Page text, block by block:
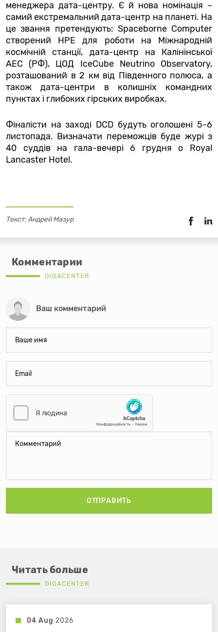
менеджера дата-центру. Є й нова номінація –
самий екстремальний дата-центр на планеті. На
це звання претендують: Spaceborne Computer
створений HPE для роботи на Міжнародній
космічній станції, дата-центр на Калінінської
АЕС (РФ), ЦОД IceCube Neutrino Observatory,
розташований в 2 км від Південного полюса, а
також дата-центри в колишніх командних
пунктах і глибоких гірських виробках.
Фіналісти на заході DCD будуть оголошені 5-6
листопада. Визначати переможців буде журі з
40 суддів на гала-вечері 6 грудня о Royal
Lancaster Hotel.
Текст: Андрей Мазур
Комментарии
GIGACENTER
Ваш комментарий
ОТПРАВИТЬ
Читать больше
GIGACENTER
04 Aug 2026